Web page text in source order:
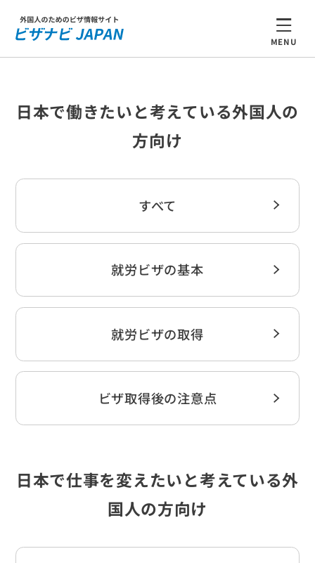
MENU
日本で働きたいと考えている外国人の
方向け
すべて
就労ビザの基本
就労ビザの取得
ビザ取得後の注意点
日本で仕事を変えたいと考えている外
国人の方向け